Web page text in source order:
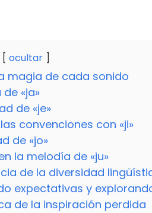
ocultar
magia de cada sonido
«ja»
de «je»
convenciones con «ji»
de «jo»
la melodía de «ju»
de la diversidad
expectativas y
de la inspiración perdida